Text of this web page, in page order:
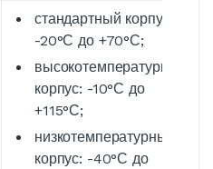
стандартный корпус:
-20°С до +70°С;
высокотемпературный
корпус: -10°С до
+115°С;
низкотемпературный
корпус: -40°С до